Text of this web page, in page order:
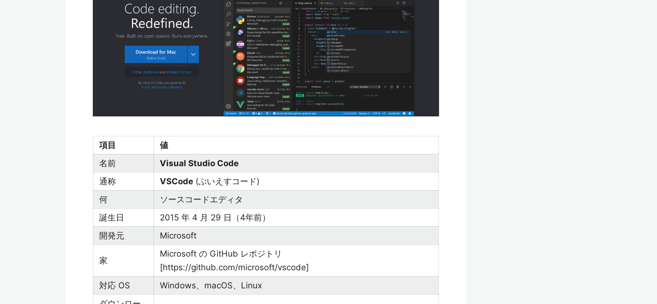
項目
値
名前
Visual Studio Code
通称
VSCode (ぶいえすコード)
何
ソースコードエディタ
誕生日
2015 年 4 月 29 日（4年前）
開発元
Microsoft
家
Microsoft の GitHub レポジトリ
[https://github.com/microsoft/vscode]
対応 OS
Windows、macOS、Linux